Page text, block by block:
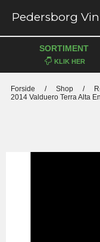
Pedersborg Vin
SORTIMENT
Forside / Shop /
2014 Valduero Terra Alta